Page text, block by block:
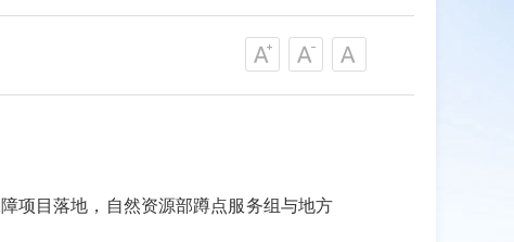
项目落地，自然资源部蹲点服务组与地方